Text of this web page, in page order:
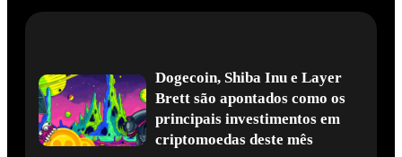
Dogecoin, Shiba Inu e Layer
Brett são apontados como os
principais investimentos em
criptomoedas deste mês